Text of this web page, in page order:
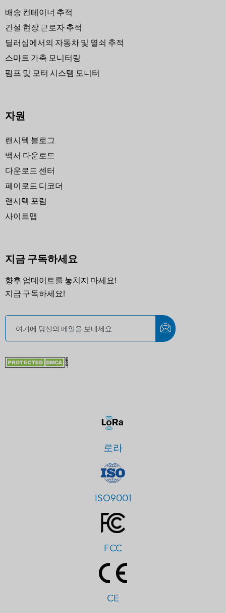
배송 컨테이너 추적
건설 현장 근로자 추적
딜러십에서의 자동차 및 열쇠 추적
스마트 가축 모니터링
펌프 및 모터 시스템 모니터
자원
랜시텍 블로그
백서 다운로드
다운로드 센터
페이로드 디코더
랜시텍 포럼
사이트맵
지금 구독하세요
향후 업데이트를 놓치지 마세요!
지금 구독하세요!
로라
ISO9001
FCC
CE